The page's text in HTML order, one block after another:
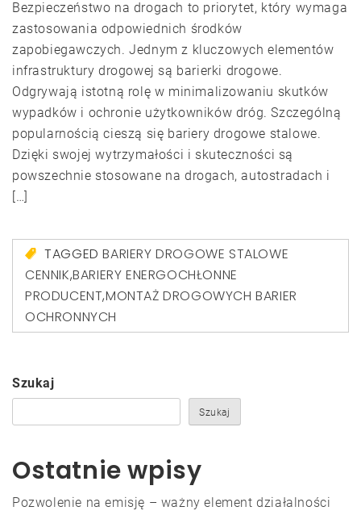
Bezpieczeństwo na drogach to priorytet, który wymaga
zastosowania odpowiednich środków
zapobiegawczych. Jednym z kluczowych elementów
infrastruktury drogowej są barierki drogowe.
Odgrywają istotną rolę w minimalizowaniu skutków
wypadków i ochronie użytkowników dróg. Szczególną
popularnością cieszą się bariery drogowe stalowe.
Dzięki swojej wytrzymałości i skuteczności są
powszechnie stosowane na drogach, autostradach i
[…]
TAGGEDBARIERY DROGOWE STALOWE
CENNIK,BARIERY ENERGOCHŁONNE
PRODUCENT,MONTAŻ DROGOWYCH BARIER
OCHRONNYCH
Szukaj
Szukaj
Ostatnie wpisy
Pozwolenie na emisję – ważny element działalności